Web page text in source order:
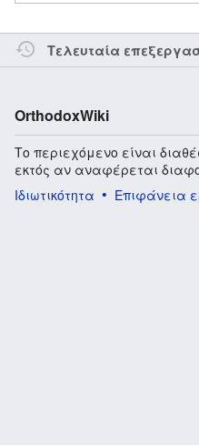
Τελευταία
OrthodoxWiki
Το περιεχόμενο είναι
εκτός αν αναφέρεται
Ιδιωτικότητα
Επιφάνεια